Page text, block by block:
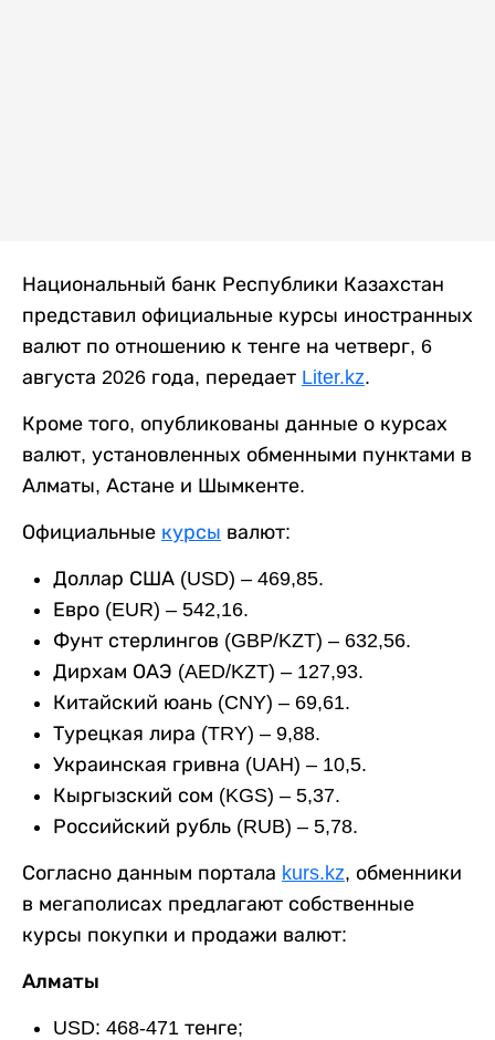
Национальный банк Республики Казахстан
представил официальные курсы иностранных
валют по отношению к тенге на четверг, 6
августа 2026 года, передает Liter.kz.
Кроме того, опубликованы данные о курсах
валют, установленных обменными пунктами в
Алматы, Астане и Шымкенте.
Официальные курсы валют:
Доллар США (USD) – 469,85.
Евро (EUR) – 542,16.
Фунт стерлингов (GBP/KZT) – 632,56.
Дирхам ОАЭ (AED/KZT) – 127,93.
Китайский юань (CNY) – 69,61.
Турецкая лира (TRY) – 9,88.
Украинская гривна (UAH) – 10,5.
Кыргызский сом (KGS) – 5,37.
Российский рубль (RUB) – 5,78.
Согласно данным портала kurs.kz, обменники
в мегаполисах предлагают собственные
курсы покупки и продажи валют:
Алматы
USD: 468-471 тенге;